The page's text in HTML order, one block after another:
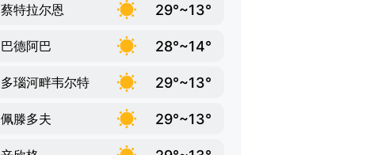
蔡特拉尔恩 29°~13°
巴德阿巴 28°~14°
多瑙河畔韦尔特 29°~13°
佩滕多夫 29°~13°